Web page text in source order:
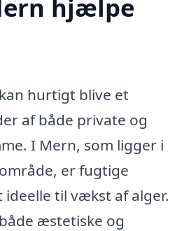
hjælpe
hurtigt blive et
af både private og
I Mern, som ligger i
er fugtige
til vækst af alger.
æstetiske og